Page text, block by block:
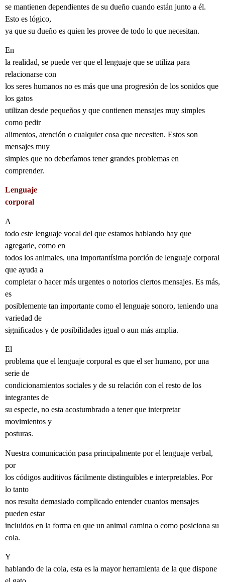
se mantienen dependientes de su dueño cuando están junto a él.
Esto es lógico,
ya que su dueño es quien les provee de todo lo que necesitan.
En
la realidad, se puede ver que el lenguaje que se utiliza para
relacionarse con
los seres humanos no es más que una progresión de los sonidos que
los gatos
utilizan desde pequeños y que contienen mensajes muy simples
como pedir
alimentos, atención o cualquier cosa que necesiten. Estos son
mensajes muy
simples que no deberíamos tener grandes problemas en
comprender.
Lenguaje
corporal
A
todo este lenguaje vocal del que estamos hablando hay que
agregarle, como en
todos los animales, una importantísima porción de lenguaje corporal
que ayuda a
completar o hacer más urgentes o notorios ciertos mensajes. Es más,
es
posiblemente tan importante como el lenguaje sonoro, teniendo una
variedad de
significados y de posibilidades igual o aun más amplia.
El
problema que el lenguaje corporal es que el ser humano, por una
serie de
condicionamientos sociales y de su relación con el resto de los
integrantes de
su especie, no esta acostumbrado a tener que interpretar
movimientos y
posturas.
Nuestra comunicación pasa principalmente por el lenguaje verbal,
por
los códigos auditivos fácilmente distinguibles e interpretables. Por
lo tanto
nos resulta demasiado complicado entender cuantos mensajes
pueden estar
incluidos en la forma en que un animal camina o como posiciona su
cola.
Y
hablando de la cola, esta es la mayor herramienta de la que dispone